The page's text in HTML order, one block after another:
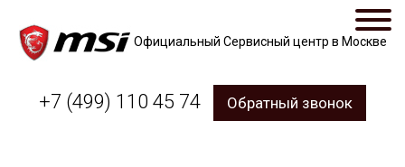
Официальный Сервисный центр в Москве
+7 (499) 110 45 74 Обратный звонок